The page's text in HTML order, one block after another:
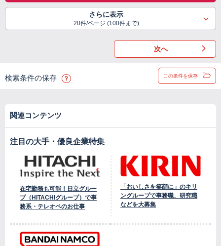
さらに表示
20件/ページ (100件まで)
次へ
検索条件の保存 この条件を保存
関連コンテンツ
注目の大手・優良企業特集
在宅勤務も可能！日立グルー
プ（HITACHIグループ）で事
務系・テレオペのお仕事
「おいしさを笑顔に」のキリ
ングループで事務職、研究職
などを大募集